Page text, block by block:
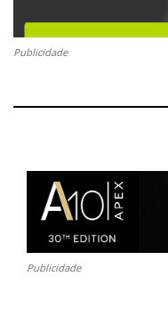
Publicidade
Publicidade